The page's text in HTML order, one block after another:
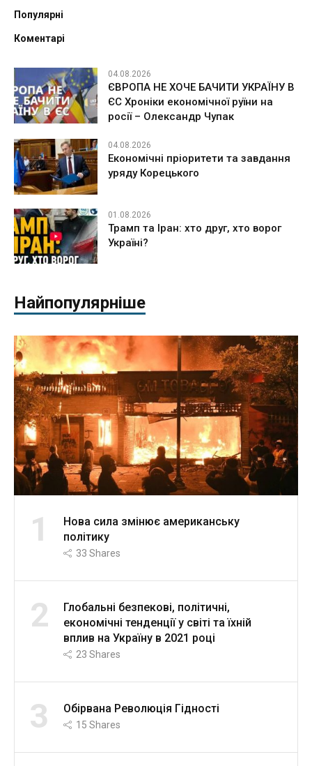
Популярні
Коментарі
04.08.2026
ЄВРОПА НЕ ХОЧЕ БАЧИТИ УКРАЇНУ В
ЄС Хроніки економічної руїни на
росії – Олександр Чупак
04.08.2026
Економічні пріоритети та завдання
уряду Корецького
01.08.2026
Трамп та Іран: хто друг, хто ворог
Україні?
Найпопулярніше
1
Нова сила змінює американську
політику
33 Shares
2
Глобальні безпекові, політичні,
економічні тенденції у світі та їхній
вплив на Україну в 2021 році
23 Shares
3 Обірвана Революція Гідності
15 Shares